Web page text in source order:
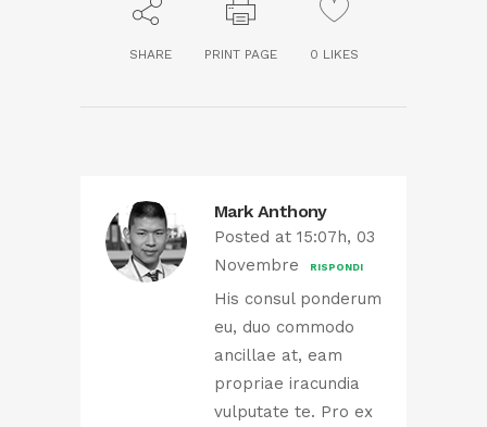
SHARE PRINT PAGE 0 LIKES
Mark Anthony
Posted at 15:07h, 03
Novembre
RISPONDI
His consul ponderum
eu, duo commodo
ancillae at, eam
propriae iracundia
vulputate te. Pro ex